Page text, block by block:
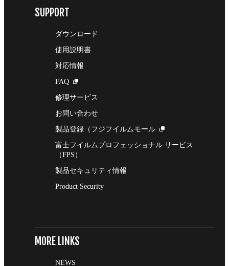
SUPPORT
ダウンロード
使用説明書
対応情報
FAQ
修理サービス
お問い合わせ
製品登録（フジフイルムモール
富士フイルムプロフェッショナル サービス
（FPS）
製品セキュリティ情報
Product Security
MORE LINKS
NEWS